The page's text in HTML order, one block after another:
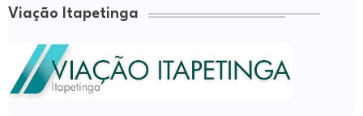
Viação Itapetinga